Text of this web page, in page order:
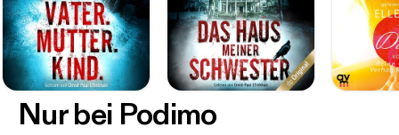
Nur bei Podimo